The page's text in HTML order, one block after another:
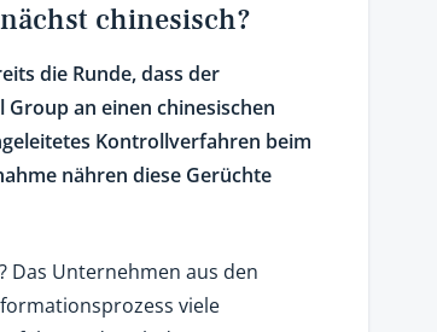
chinesisch?
die Runde, dass der
an einen chinesischen
Kontrollverfahren beim
nähren diese Gerüchte
Das Unternehmen aus den
viele